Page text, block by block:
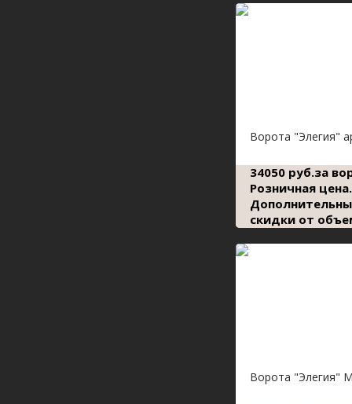
Ворота "Элегия"
34050 руб.за
Розничная цена.
скидки от
Ворота "Элегия"